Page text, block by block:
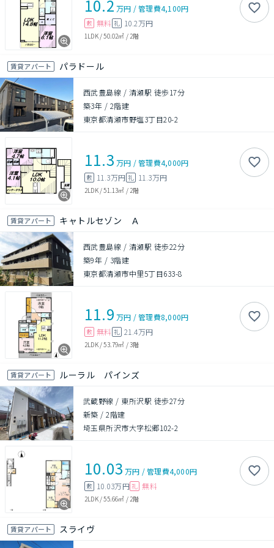
10.2 万円 /管理費4,100円
敷 無料 礼 10.2万円
1LDK/50.02㎡ / 2階
賃貸アパート パラドール
西武豊島線 / 清瀬駅 徒歩17分
築3年 / 2階建
東京都清瀬市野塩3丁目20-2
11.3 万円 /管理費4,000円
敷 11.3万円 礼 11.3万円
2LDK/51.13㎡ / 2階
賃貸アパート キャトルセゾン Ａ
西武豊島線 / 清瀬駅 徒歩22分
築9年 / 3階建
東京都清瀬市中里5丁目633-8
11.9 万円 /管理費8,000円
敷 無料 礼 21.4万円
2LDK/53.79㎡ /3階
賃貸アパート ルーラル パインズ
武蔵野線 / 東所沢駅 徒歩27分
新築 /2階建
埼玉県所沢市大字松郷102-2
10.03 万円 /管理費4,000円
敷 10.03万円 礼 無料
2LDK/55.66㎡ / 2階
賃貸アパート スライヴ